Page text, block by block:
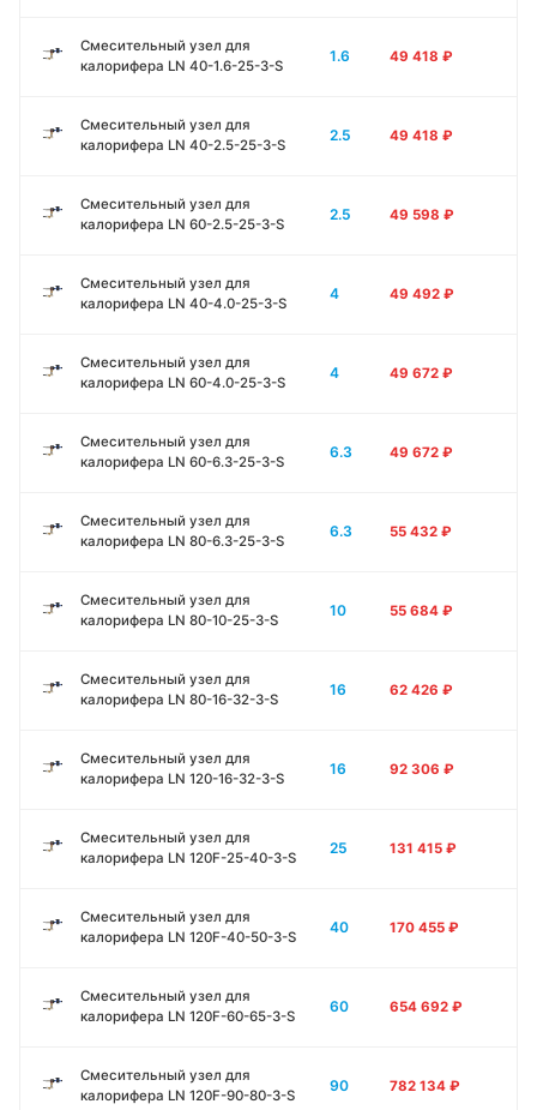
Смесительный узел для
калорифера LN 40-1.6-25-3-S
1.6 49 418 ₽
Смесительный узел для
калорифера LN 40-2.5-25-3-S
2.5 49 418 ₽
Смесительный узел для
калорифера LN 60-2.5-25-3-S
2.5 49 598 ₽
Смесительный узел для
калорифера LN 40-4.0-25-3-S
4 49 492 ₽
Смесительный узел для
калорифера LN 60-4.0-25-3-S
4 49 672 ₽
Смесительный узел для
калорифера LN 60-6.3-25-3-S
6.3 49 672 ₽
Смесительный узел для
калорифера LN 80-6.3-25-3-S
6.3 55 432 ₽
Смесительный узел для
калорифера LN 80-10-25-3-S
10 55 684 ₽
Смесительный узел для
калорифера LN 80-16-32-3-S
16 62 426 ₽
Смесительный узел для
калорифера LN 120-16-32-3-S
16 92 306 ₽
Смесительный узел для
калорифера LN 120F-25-40-3-S
25 131 415 ₽
Смесительный узел для
калорифера LN 120F-40-50-3-S
40 170 455 ₽
Смесительный узел для
калорифера LN 120F-60-65-3-S
60 654 692 ₽
Смесительный узел для
калорифера LN 120F-90-80-3-S
90 782 134 ₽